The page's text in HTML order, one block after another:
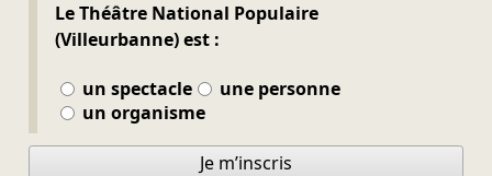
Le Théâtre National Populaire
(Villeurbanne) est :
un spectacle
une personne
un organisme
Je m’inscris